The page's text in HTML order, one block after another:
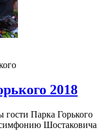
2018
Парка Горького
Шостаковича